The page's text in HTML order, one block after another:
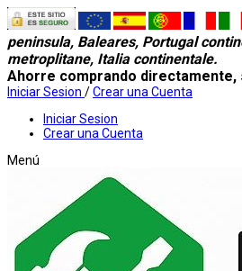
peninsula, Baleares, Portugal
metroplitane, Italia continentale.
Ahorre comprando
Iniciar Sesion /Crear una Cuenta
Iniciar Sesion
Crear una Cuenta
Menú